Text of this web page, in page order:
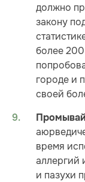
должно
закону
более 200
городе и
своей
время
аллергий
и пазухи